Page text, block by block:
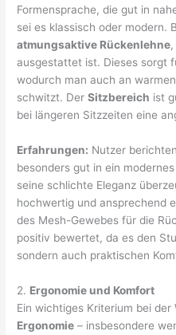
Formensprache, die gut in
sei es klassisch oder modern.
atmungsaktive Rückenlehne
ausgestattet ist. Dieses sorgt
wodurch man auch an
schwitzt. DerSitzbereich ist
bei längeren Sitzzeiten eine
Erfahrungen: Nutzer
besonders gut in ein
seine schlichte Eleganz
hochwertig und ansprechend
des Mesh-Gewebes für die
positiv bewertet, da es den
sondern auch praktischen
2. Ergonomie und Komfort
Ein wichtiges Kriterium bei der
Ergonomie – insbesondere